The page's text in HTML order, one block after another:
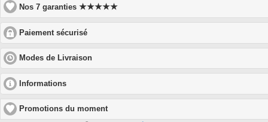
Nos 7 garanties★★★★★
Paiement sécurisé
to
expand
contents
Modes de Livraison
to
Informations
to
expand
contents
Promotions du moment